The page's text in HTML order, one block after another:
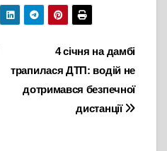
4 січня на дамбі
трапилася ДТП: водій не
дотримався безпечної
дистанції